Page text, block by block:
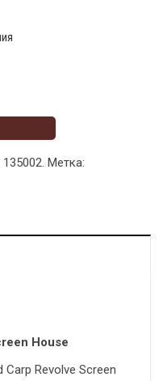
135002. Метка:
House
Carp Revolve Screen